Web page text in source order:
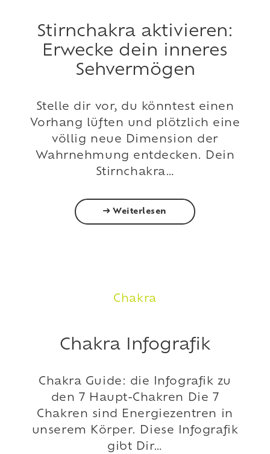
Stirnchakra aktivieren:
Erwecke dein inneres
Sehvermögen
Stelle dir vor, du könntest einen
Vorhang lüften und plötzlich eine
völlig neue Dimension der
Wahrnehmung entdecken. Dein
Stirnchakra…
Weiterlesen
Chakra
Chakra Infografik
Chakra Guide: die Infografik zu
den 7 Haupt-Chakren Die 7
Chakren sind Energiezentren in
unserem Körper. Diese Infografik
gibt Dir…